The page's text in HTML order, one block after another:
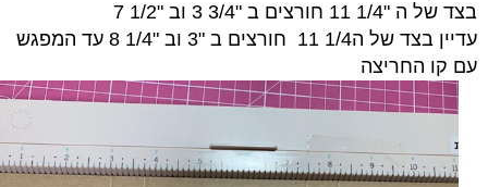
בצד של ה "1/4 11 חורצים ב "3/4 3 וב "1/2 7
עדיין בצד של ה1/4 11 חורצים ב "3 וב "1/4 8 עד המפגש
עם קו החריצה